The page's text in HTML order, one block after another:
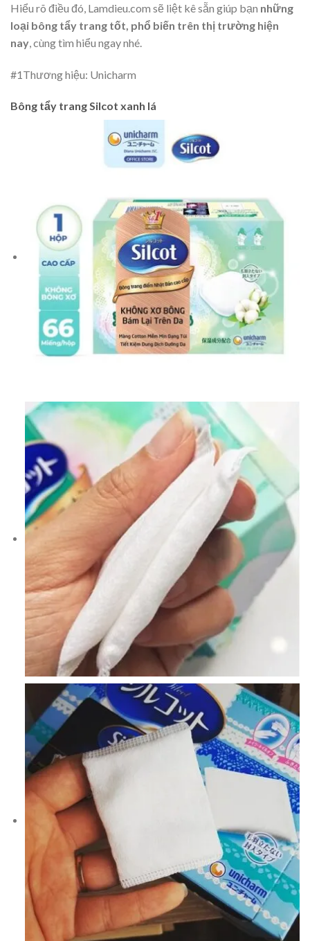
Hiểu rõ điều đó, Lamdieu.com sẽ liệt kê sẵn giúp bạn những
loại bông tẩy trang tốt, phổ biến trên thị trường hiện
nay , cùng tìm hiểu ngay nhé.
#1 Thương hiệu: Unicharm
Bông tẩy trang Silcot xanh lá